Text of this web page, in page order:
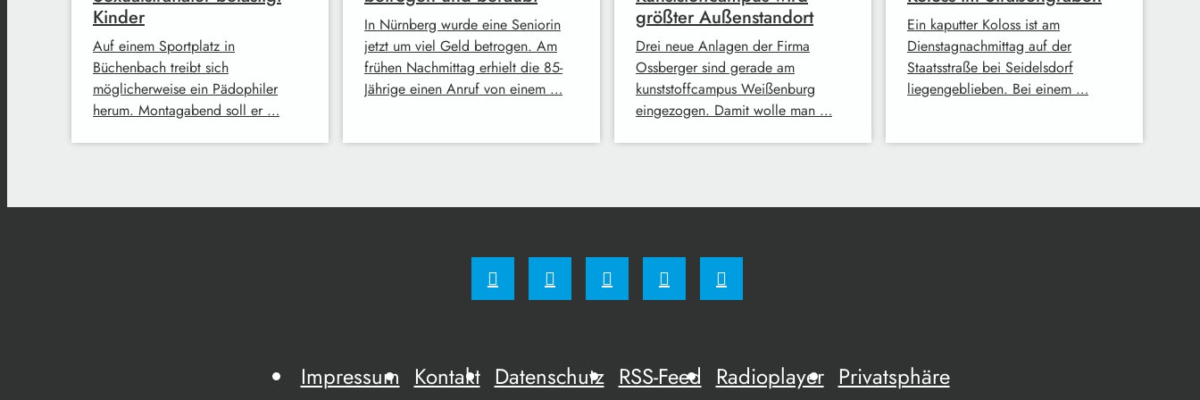
Kinder
Auf einem Sportplatz in
Büchenbach treibt sich
möglicherweise ein Pädophiler
herum. Montagabend soll er …
In Nürnberg wurde eine Seniorin
jetzt um viel Geld betrogen. Am
frühen Nachmittag erhielt die 85-
Jährige einen Anruf von einem …
größter Außenstandort
Drei neue Anlagen der Firma
Ossberger sind gerade am
kunststoffcampus Weißenburg
eingezogen. Damit wolle man …
Ein kaputter Koloss ist am
Dienstagnachmittag auf der
Staatsstraße bei Seidelsdorf
liegengeblieben. Bei einem …
Impressum Kontakt Datenschutz RSS-Feed Radioplayer Privatsphäre